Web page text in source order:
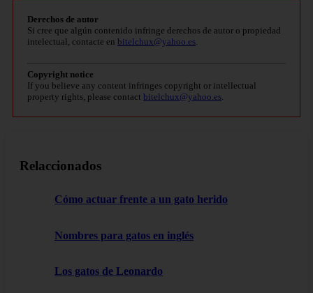
Derechos de autor
Si cree que algún contenido infringe derechos de autor o propiedad
intelectual, contacte en bitelchux@yahoo.es
Copyright notice
If you believe any content infringes copyright or intellectual
property rights, please contact bitelchux@yahoo.es
Relaccionados
Cómo actuar frente a un gato herido
Nombres para gatos en inglés
Los gatos de Leonardo